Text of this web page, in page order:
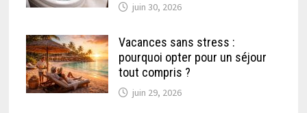
juin 30, 2026
Vacances sans stress :
pourquoi opter pour un séjour
tout compris ?
juin 29, 2026